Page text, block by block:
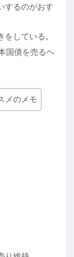
するのがおす
している。
国債を売るヘ
メのメモ